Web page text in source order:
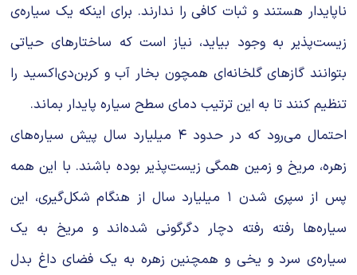
ناپایدار هستند و ثبات کافی را ندارند. برای اینکه یک سیاره‌ی
زیست‌پذیر به وجود بیاید، نیاز است که ساختارهای حیاتی
بتوانند گازهای گلخانه‌ای همچون بخار آب و کربن‌دی‌اکسید را
تنظیم کنند تا به این ترتیب دمای سطح سیاره پایدار بماند.
احتمال می‌رود که در حدود ۴ میلیارد سال پیش سیاره‌های
زهره، مریخ و زمین همگی زیست‌پذیر بوده باشند. با این همه
پس از سپری شدن ۱ میلیارد سال از هنگام شکل‌گیری،‌ این
سیاره‌ها رفته رفته دچار دگرگونی شده‌اند و مریخ به یک
سیاره‌ی سرد و یخی و همچنین زهره به یک فضای داغ بدل